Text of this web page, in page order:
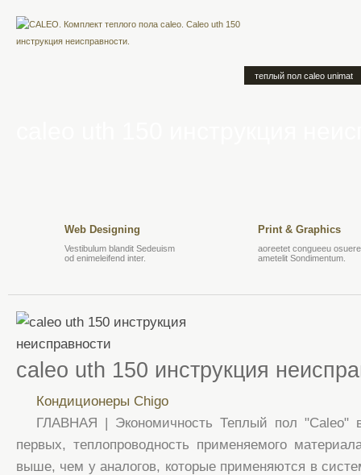
теплый пол caleo unimat
Web Designing
Vestibulum blandit Sedeuism
od enimeleifend inter.
Print & Graphics
aoreetet congueeu
ametelit Sondimentum.
caleo uth 150 инструкция
Кондиционеры Сhigo
ГЛАВНАЯ | Экономичность Теплый пол "Caleo"
первых, теплопроводность применяемого
выше, чем у аналогов, которые применяются в